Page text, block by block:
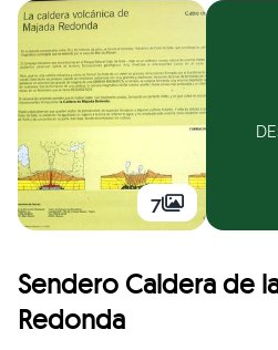
7
Sendero Caldera de
Redonda